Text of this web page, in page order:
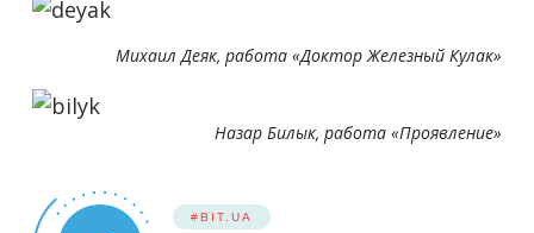
Михаил Деяк, работа «Доктор Железный Кулак»
Назар Билык, работа «Проявление»
#BIT.UA